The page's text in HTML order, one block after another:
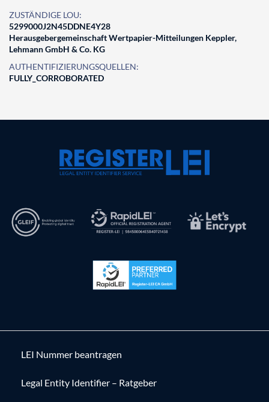
ZUSTÄNDIGE LOU:
5299000J2N45DDNE4Y28
Herausgebergemeinschaft Wertpapier-Mitteilungen Keppler,
Lehmann GmbH & Co. KG
AUTHENTIFIZIERUNGSQUELLEN:
FULLY_CORROBORATED
LEI Nummer beantragen
Legal Entity Identifier – Ratgeber